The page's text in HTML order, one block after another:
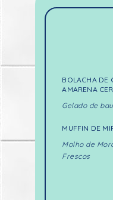
BOLACHA DE
AMARENA
Gelado de
MUFFIN DE
Molho de
Frescos